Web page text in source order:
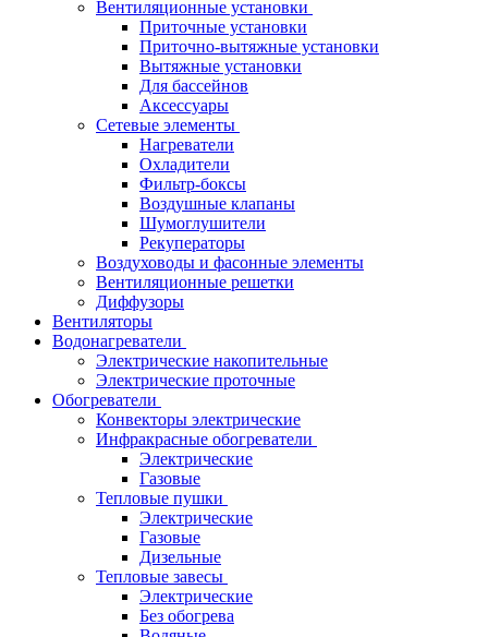
Вентиляционные установки
Приточные установки
Приточно-вытяжные установки
Вытяжные установки
Для бассейнов
Аксессуары
Сетевые элементы
Нагреватели
Охладители
Фильтр-боксы
Воздушные клапаны
Шумоглушители
Рекуператоры
Воздуховоды и фасонные элементы
Вентиляционные решетки
Диффузоры
Вентиляторы
Водонагреватели
Электрические накопительные
Электрические проточные
Обогреватели
Конвекторы электрические
Инфракрасные обогреватели
Электрические
Газовые
Тепловые пушки
Электрические
Газовые
Дизельные
Тепловые завесы
Электрические
Без обогрева